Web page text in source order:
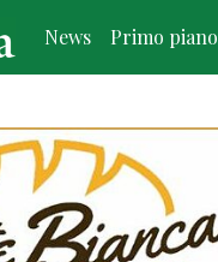
News Primo piano